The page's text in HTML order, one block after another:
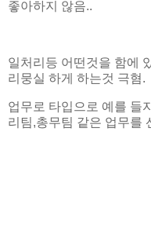
좋아하지 않음..
일처리등 어떤것을 함에
리뭉실 하게 하는것 극혐.
업무로 타입으로 예를 들
리팀,총무팀 같은 업무를